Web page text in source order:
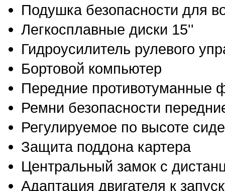
Подушка безопасности для
Легкосплавные диски 15''
Гидроусилитель рулевого
Бортовой компьютер
Передние противотуманные
Ремни безопасности
Регулируемое по высоте
Защита поддона картера
Центральный замок с
Адаптация двигателя к